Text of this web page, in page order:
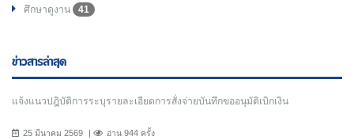
ศึกษาดูงาน 41
ข่าวสารล่าสุด
แจ้งแนวปฎิบัติการระบุรายละเอียดการสั่งจ่ายบันทึกขออนุมัติเบิกเงิน
25 มีนาคม 2569 อ่าน 944 ครั้ง